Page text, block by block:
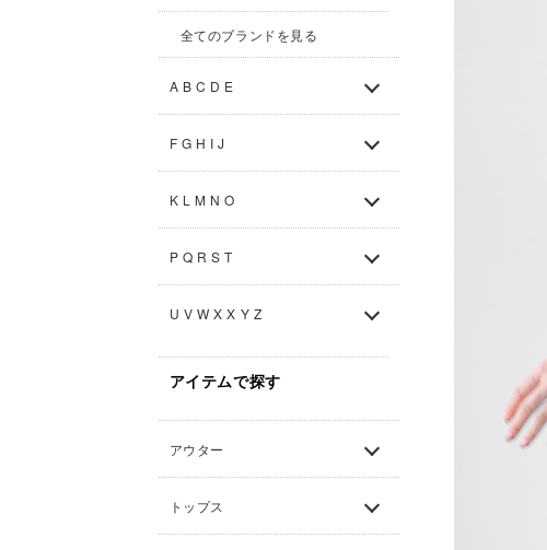
全てのブランドを見る
A B C D E
F G H I J
K L M N O
P Q R S T
U V W X X Y Z
アイテムで探す
アウター
トップス